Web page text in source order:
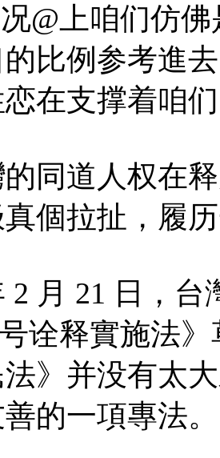
@上咱们仿
的比例参考進
在支撑着咱
的同道人权在
個拉扯，履
2 月 21 日，台
诠释實施法
法》并没有太
的一項專法。